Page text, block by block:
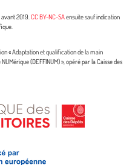
2019.CC BY-NC-SAensuite sauf indication
« Adaptation et qualification de la main
(DEFFINUM) », opéré par la Caisse des